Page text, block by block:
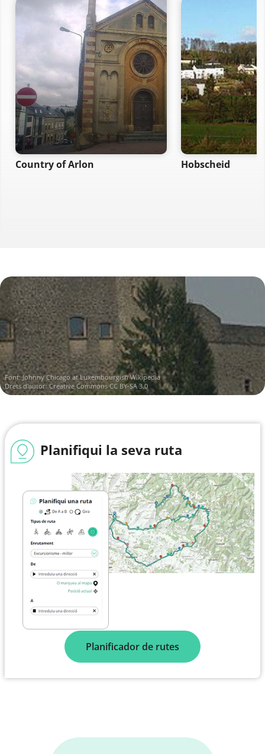
Country of Arlon Hobscheid
Font:Johnny Chicago at Luxembourgish Wikipedia
Drets d'autor:Creative Commons CC BY-SA 3.0
Planifiqui la seva ruta
Planificador de rutes